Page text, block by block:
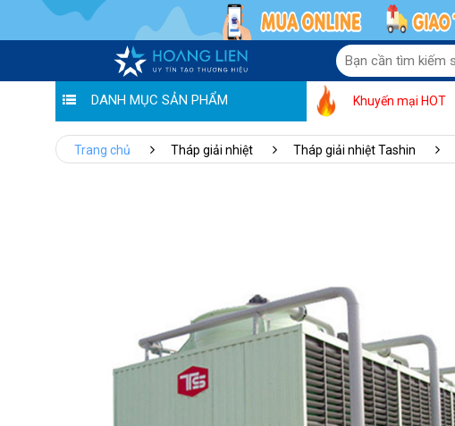
DANH MỤC SẢN PHẨM Khuyến mại HOT
Trang chủ Tháp giải nhiệt Tháp giải nhiệt Tashin